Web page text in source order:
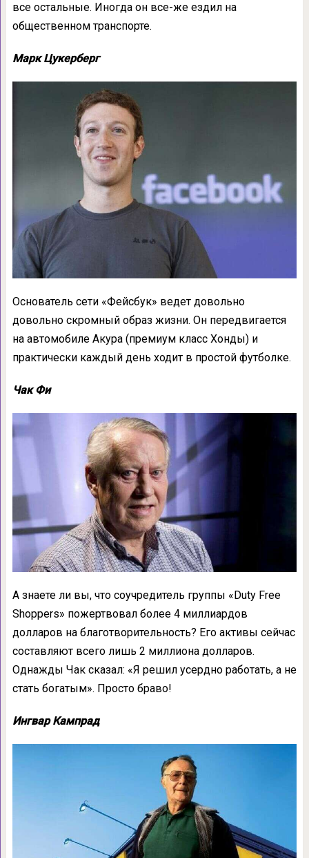
все остальные. Иногда он все-же ездил на
общественном транспорте.
Марк Цукерберг
Основатель сети «Фейсбук» ведет довольно
довольно скромный образ жизни. Он передвигается
на автомобиле Акура (премиум класс Хонды) и
практически каждый день ходит в простой футболке.
Чак Фи
А знаете ли вы, что соучредитель группы «Duty Free
Shoppers» пожертвовал более 4 миллиардов
долларов на благотворительность? Его активы сейчас
составляют всего лишь 2 миллиона долларов.
Однажды Чак сказал: «Я решил усердно работать, а не
стать богатым». Просто браво!
Ингвар Кампрад